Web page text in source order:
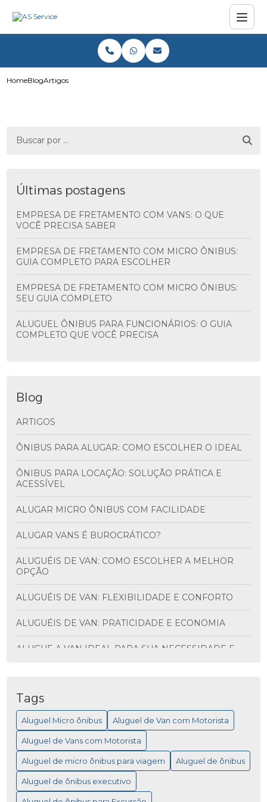
HomeBlogArtigos
Últimas postagens
EMPRESA DE FRETAMENTO COM VANS: O QUE
VOCÊ PRECISA SABER
EMPRESA DE FRETAMENTO COM MICRO ÔNIBUS:
GUIA COMPLETO PARA ESCOLHER
EMPRESA DE FRETAMENTO COM MICRO ÔNIBUS:
SEU GUIA COMPLETO
ALUGUEL ÔNIBUS PARA FUNCIONÁRIOS: O GUIA
COMPLETO QUE VOCÊ PRECISA
Blog
ARTIGOS
ÔNIBUS PARA ALUGAR: COMO ESCOLHER O IDEAL
ÔNIBUS PARA LOCAÇÃO: SOLUÇÃO PRÁTICA E
ACESSÍVEL
ALUGAR MICRO ÔNIBUS COM FACILIDADE
ALUGAR VANS É BUROCRÁTICO?
ALUGUÉIS DE VAN: COMO ESCOLHER A MELHOR
OPÇÃO
ALUGUÉIS DE VAN: FLEXIBILIDADE E CONFORTO
ALUGUÉIS DE VAN: PRATICIDADE E ECONOMIA
ALUGUE A VAN IDEAL PARA SUA NECESSIDADE E
PRATICIDADE
ALUGUEL DE MICRO ÔNIBUS PARA EVENTOS
ALUGUEL DE MICRO ÔNIBUS: COMO ESCOLHER A
MELHOR OPÇÃO PARA SUA VIAGEM
ALUGUEL DE MICRO ÔNIBUS: COMO ESCOLHER A
MELHOR OPÇÃO PARA VIAGEM
Tags
Aluguel Micro ônibus Aluguel de Van com Motorista
Aluguel de Vans com Motorista
Aluguel de micro ônibus para viagem Aluguel de ônibus
Aluguel de ônibus executivo